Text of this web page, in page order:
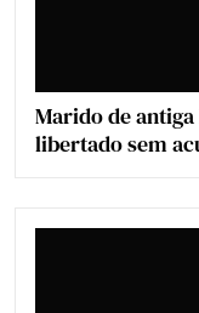
Marido de
libertado sem